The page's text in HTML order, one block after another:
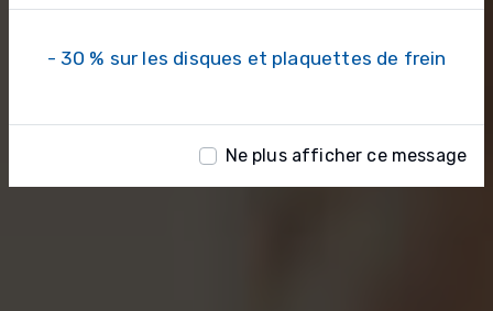
- 30 % sur les disques et plaquettes de frein
Ne plus afficher ce message